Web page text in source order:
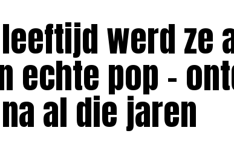
werd ze
echte pop –
al die jaren